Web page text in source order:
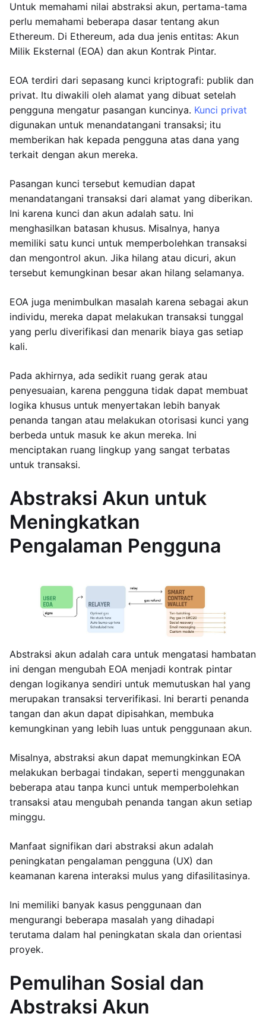
Untuk memahami nilai abstraksi akun, pertama-tama
perlu memahami beberapa dasar tentang akun
Ethereum. Di Ethereum, ada dua jenis entitas: Akun
Milik Eksternal (EOA) dan akun Kontrak Pintar.
EOA terdiri dari sepasang kunci kriptografi: publik dan
privat. Itu diwakili oleh alamat yang dibuat setelah
pengguna mengatur pasangan kuncinya. Kunci privat
digunakan untuk menandatangani transaksi; itu
memberikan hak kepada pengguna atas dana yang
terkait dengan akun mereka.
Pasangan kunci tersebut kemudian dapat
menandatangani transaksi dari alamat yang diberikan.
Ini karena kunci dan akun adalah satu. Ini
menghasilkan batasan khusus. Misalnya, hanya
memiliki satu kunci untuk memperbolehkan transaksi
dan mengontrol akun. Jika hilang atau dicuri, akun
tersebut kemungkinan besar akan hilang selamanya.
EOA juga menimbulkan masalah karena sebagai akun
individu, mereka dapat melakukan transaksi tunggal
yang perlu diverifikasi dan menarik biaya gas setiap
kali.
Pada akhirnya, ada sedikit ruang gerak atau
penyesuaian, karena pengguna tidak dapat membuat
logika khusus untuk menyertakan lebih banyak
penanda tangan atau melakukan otorisasi kunci yang
berbeda untuk masuk ke akun mereka. Ini
menciptakan ruang lingkup yang sangat terbatas
untuk transaksi.
Abstraksi Akun untuk
Meningkatkan
Pengalaman Pengguna
Abstraksi akun adalah cara untuk mengatasi hambatan
ini dengan mengubah EOA menjadi kontrak pintar
dengan logikanya sendiri untuk memutuskan hal yang
merupakan transaksi terverifikasi. Ini berarti penanda
tangan dan akun dapat dipisahkan, membuka
kemungkinan yang lebih luas untuk penggunaan akun.
Misalnya, abstraksi akun dapat memungkinkan EOA
melakukan berbagai tindakan, seperti menggunakan
beberapa atau tanpa kunci untuk memperbolehkan
transaksi atau mengubah penanda tangan akun setiap
minggu.
Manfaat signifikan dari abstraksi akun adalah
peningkatan pengalaman pengguna (UX) dan
keamanan karena interaksi mulus yang difasilitasinya.
Ini memiliki banyak kasus penggunaan dan
mengurangi beberapa masalah yang dihadapi
terutama dalam hal peningkatan skala dan orientasi
proyek.
Pemulihan Sosial dan
Abstraksi Akun